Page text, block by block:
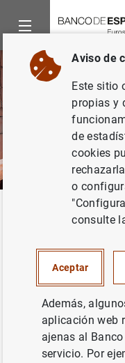
Áreas de
Aviso de
Este sitio
propias y
de
cookies
o
consulte
Aceptar
Además,
aplicación web
ajenas al
servicio. Por